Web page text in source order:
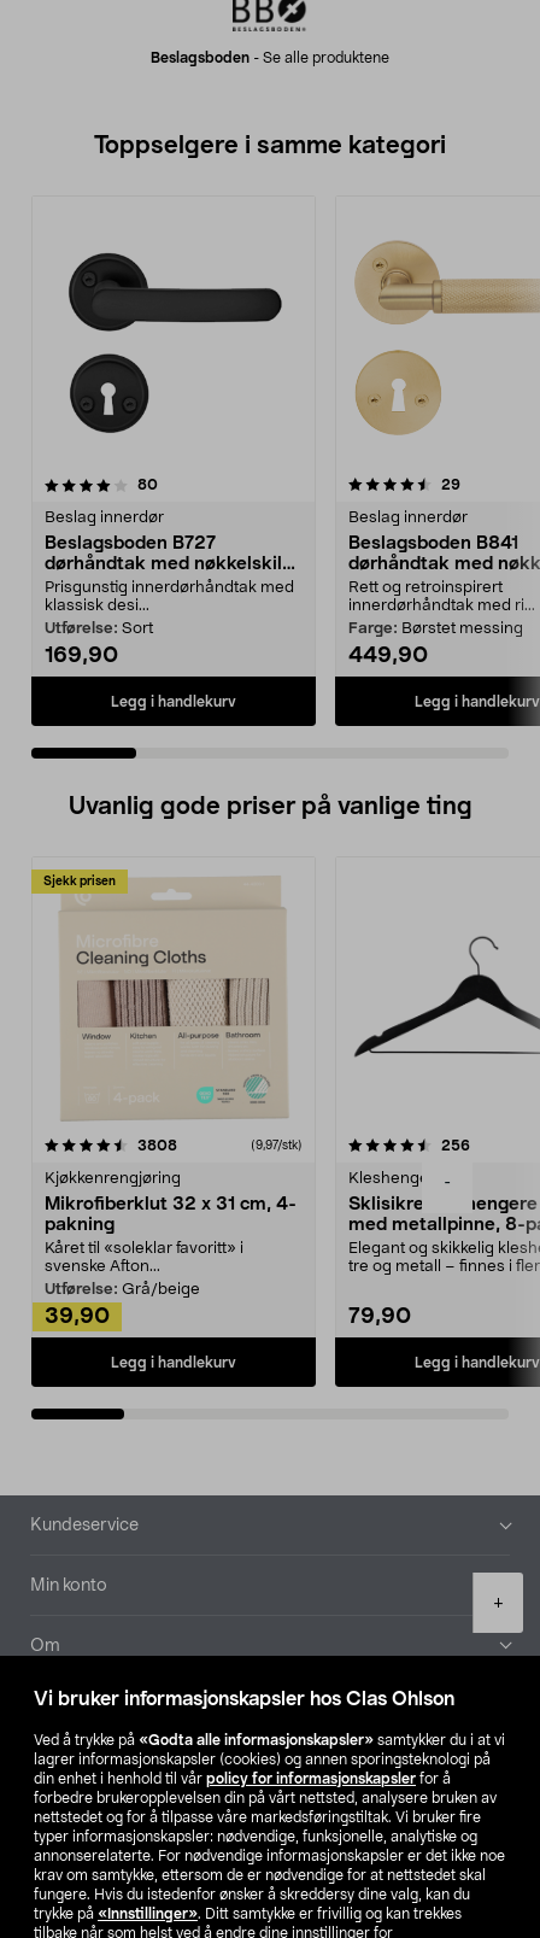
Vi bruker informasjonskapsler hos Clas Ohlson
Ved å trykke på «Godta alle informasjonskapsler» samtykker du i at vi
lagrer informasjonskapsler (cookies) og annen sporingsteknologi på
din enhet i henhold til vår policy for informasjonskapsler for å
forbedre brukeropplevelsen din på vårt nettsted, analysere bruken av
nettstedet og for å tilpasse våre markedsføringstiltak. Vi bruker fire
typer informasjonskapsler: nødvendige, funksjonelle, analytiske og
annonserelaterte. For nødvendige informasjonskapsler er det ikke noe
krav om samtykke, ettersom de er nødvendige for at nettstedet skal
fungere. Hvis du istedenfor ønsker å skreddersy dine valg, kan du
trykke på «Innstillinger». Ditt samtykke er frivillig og kan trekkes
tilbake når som helst ved å endre dine innstillinger for
-
+
Beslagsboden - Se alle produktene
Toppselgere i samme kategori
80anmeldelser
Beslag innerdør
Beslagsboden B727
dørhåndtak med nøkkelskilt,
innerdør
Prisgunstig innerdørhåndtak med
klassisk desi...
Utførelse: Sort
169,90
Legg i handlekurv
4.5 av 5 stjerner 29
Beslag innerdør
Beslagsboden B841
dørhåndtak med
innerdør
Rett og retroinspirert
innerdørhåndtak med ri...
Farge: Børstet messing
449,90
Legg i handlekurv
4.5 av 5 stjerner
Uvanlig gode priser på vanlige ting
Sjekk prisen
3808anmeldelser(9,97/stk)
Kjøkkenrengjøring
Mikrofiberklut 32 x 31 cm, 4-
pakning
Kåret til «soleklar favoritt» i
svenske Afton...
Utførelse: Grå/beige
39,90
Legg i handlekurv
4.5av 5 stjerner 256
Kleshengere
Sklisikre
med metallpinne, 8-
Elegant og skikkelig
tre og metall – finnes i
79,90
Legg i handlekurv
4.5av 5 stjerner
Bunntekst
Kundeservice
Min konto
Om
Aktuelt
Våre selskaper
Finn din butikk
SE NO FI